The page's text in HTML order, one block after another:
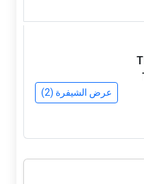
عرض الشيفرة (2)